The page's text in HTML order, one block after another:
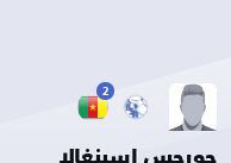
2
جورجس إسينغالا